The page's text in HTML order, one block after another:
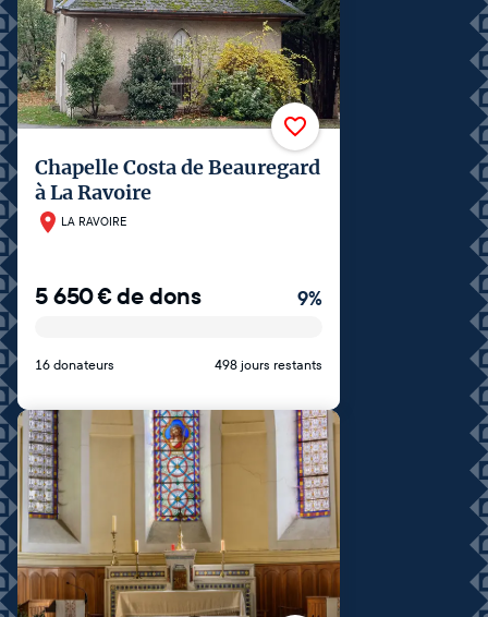
Chapelle Costa de Beauregard
à La Ravoire
LA RAVOIRE
5 650€de dons 9%
16 donateurs 498 jours restants